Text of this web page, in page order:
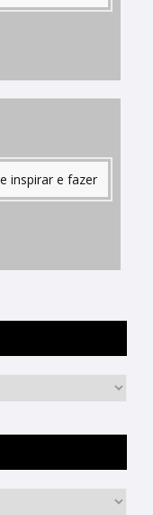
inspirar e fazer